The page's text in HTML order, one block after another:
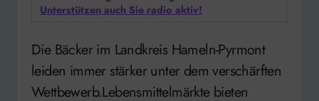
Unterstützen auch Sie radio aktiv!
Die Bäcker im Landkreis Hameln-Pyrmont
leiden immer stärker unter dem verschärften
Wettbewerb.Lebensmittelmärkte bieten